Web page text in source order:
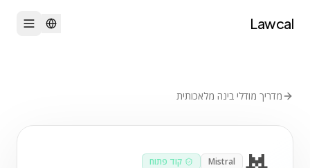
Lawcal
מדריך מודלי בינה מלאכותית
Mistral קוד פתוח